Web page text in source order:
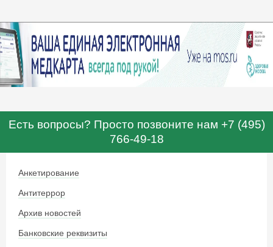
Есть вопросы? Просто позвоните нам +7 (495)
766-49-18
Анкетирование
Антитеррор
Архив новостей
Банковские реквизиты